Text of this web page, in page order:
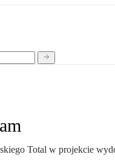
Total w projekcie